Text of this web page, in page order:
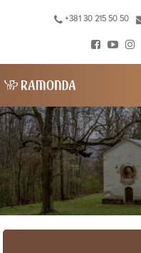
+381 30 215 50 50